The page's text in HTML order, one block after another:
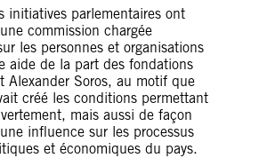
initiatives parlementaires ont
commission chargée
les personnes et organisations
aide de la part des fondations
Alexander Soros, au motif que
créé les conditions permettant
mais aussi de façon
influence sur les processus
et économiques du pays.